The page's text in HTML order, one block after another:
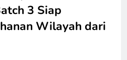
3 Siap
Wilayah dari